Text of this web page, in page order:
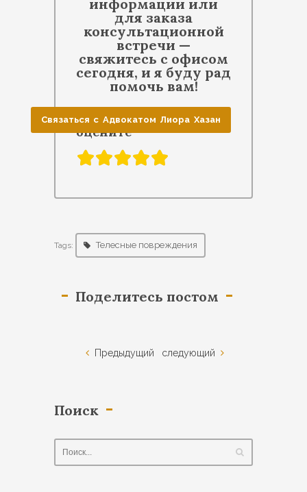
информации или
для заказа
консультационной
встречи —
свяжитесь с офисом
сегодня, и я буду рад
помочь вам!
Связаться с Адвокатом Лиора Хазан
Пожалуйста,
оцените
Tags: Телесные повреждения
Поделитесь постом
Предыдущий следующий
Поиск